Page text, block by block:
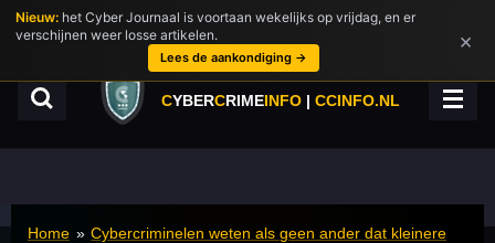
Ga
direct
hoofdinhoud
CYBERCRIMEINFO | CCINFO.NL
Home » Cybercriminelen weten als geen ander dat kleinere
Nieuw: het Cyber Journaal is voortaan wekelijks op vrijdag, en er
verschijnen weer losse artikelen.
Lees de aankondiging →
×